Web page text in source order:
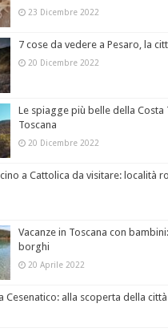
23 Dicembre 2022
7 cose da vedere a Pesaro, la
20 Dicembre 2022
Le spiagge più belle della Costa
Toscana
20 Dicembre 2022
a Cattolica da visitare: località
Vacanze in Toscana con
borghi
20 Aprile 2022
Cesenatico: alla scoperta della